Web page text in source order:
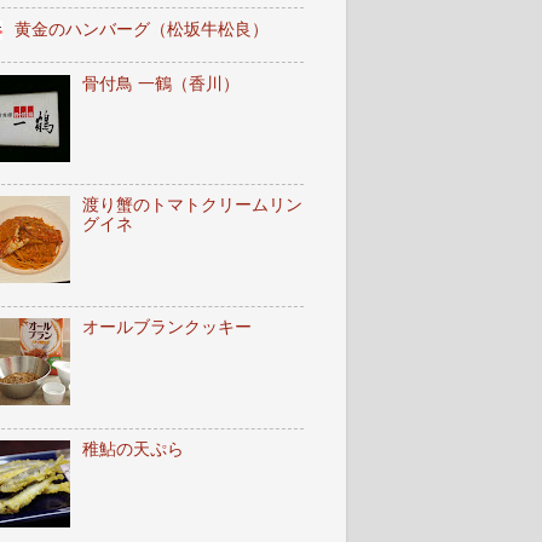
黄金のハンバーグ（松坂牛松良）
骨付鳥 一鶴（香川）
渡り蟹のトマトクリームリン
グイネ
オールブランクッキー
稚鮎の天ぷら